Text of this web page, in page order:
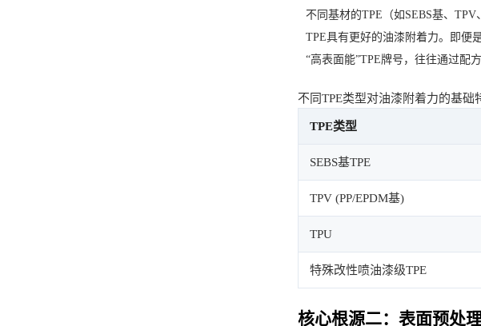
不同基材的TPE（如SEBS基、
TPE具有更好的油漆附着力。即便
“高表面能”TPE牌号，往往通过配
不同TPE类型对油漆附着力的基础
TPE类型
SEBS基TPE
TPV (PP/EPDM基)
TPU
特殊改性喷油漆级TPE
核心根源二：表面预处